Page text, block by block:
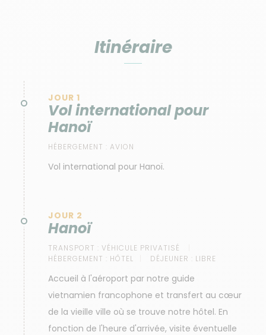
Itinéraire
JOUR 1
Vol international pour
Hanoï
HÉBERGEMENT : AVION
Vol international pour Hanoï.
JOUR 2
Hanoï
TRANSPORT : VÉHICULE PRIVATISÉ
HÉBERGEMENT : HÔTEL DÉJEUNER : LIBRE
Accueil à l'aéroport par notre guide
vietnamien francophone et transfert au cœur
de la vieille ville où se trouve notre hôtel. En
fonction de l'heure d'arrivée, visite éventuelle